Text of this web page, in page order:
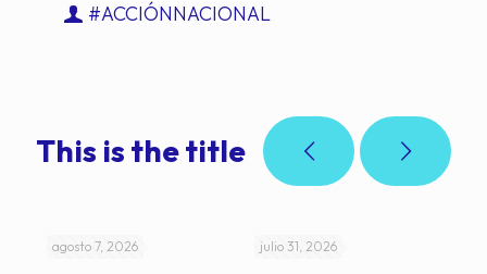
#ACCIÓNNACIONAL
This is the title
agosto 7, 2026 julio 31, 2026